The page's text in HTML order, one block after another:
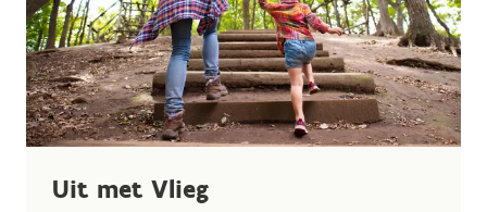
Uit met Vlieg